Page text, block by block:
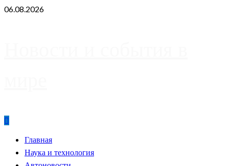
Skip
06.08.2026
PrimaryГлавная
Наука и технология